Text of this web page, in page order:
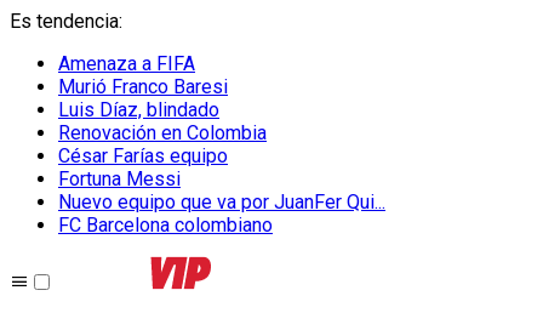
Es tendencia:
Amenaza a FIFA
Murió Franco Baresi
Luis Díaz, blindado
Renovación en Colombia
César Farías equipo
Fortuna Messi
Nuevo equipo que va por JuanFer Qui...
FC Barcelona colombiano